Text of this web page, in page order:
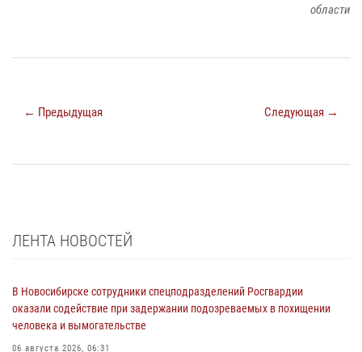
области
← Предыдущая Следующая →
ЛЕНТА НОВОСТЕЙ
В Новосибирске сотрудники спецподразделений Росгвардии
оказали содействие при задержании подозреваемых в похищении
человека и вымогательстве
06 августа 2026, 06:31